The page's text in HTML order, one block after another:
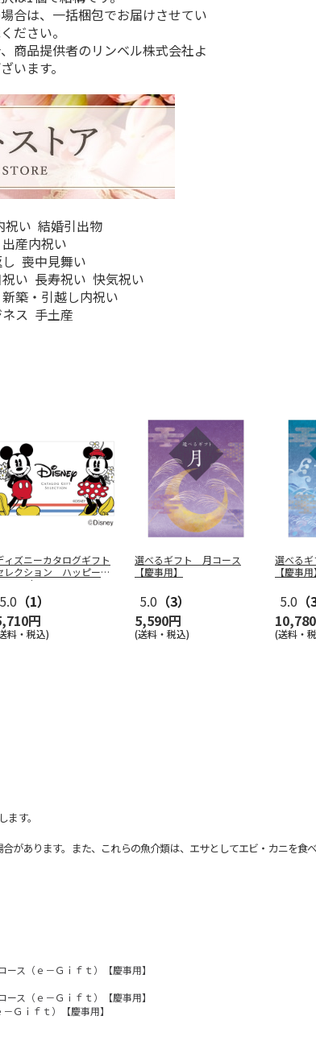
合は、一括梱包でお届けさせてい
ださい。
商品提供者のリンベル株式会社よ
います。
祝い 結婚引出物
出産内祝い
喪中見舞い
い 長寿祝い 快気祝い
新築・引越し内祝い
ス 手土産
ィズニーカタログギフト
レクション ハッピー
コース（ｅ
5.0 （1）
円
料・税込)
選べるギフト 月コース
【慶事用】
5.0 （3）
5,590円
(送料・税込)
選べる
【慶事用】
5.0 （
(送料・
す。
あります。また、これらの魚介類は、エサとしてエビ・カニを食べ
ス（ｅ－Ｇｉｆｔ）【慶事用】
ス（ｅ－Ｇｉｆｔ）【慶事用】
Ｇｉｆｔ）【慶事用】